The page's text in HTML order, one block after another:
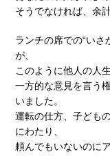
そうでなければ、余
ランチの席での“いさ
が、
このように他人の人
一方的な意見を言う
いました。
運転の仕方、子ども
にわたり、
頼んでもいないのに